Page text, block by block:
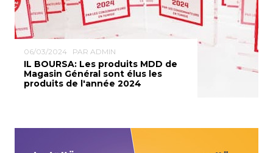
06/03/2024 PAR ADMIN
IL BOURSA: Les produits MDD de
Magasin Général sont élus les
produits de l'année 2024